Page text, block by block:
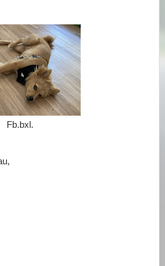
Fb.bxl.